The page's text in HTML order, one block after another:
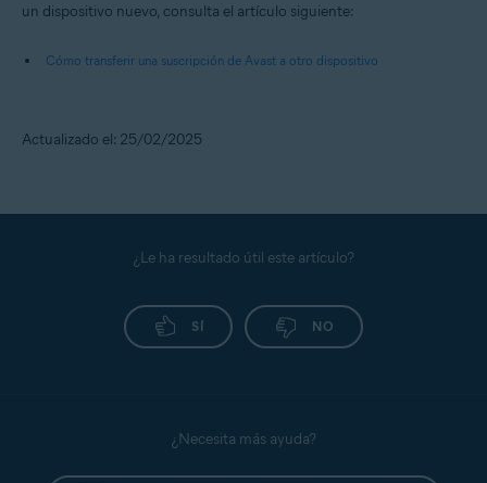
un dispositivo nuevo, consulta el artículo siguiente:
Cómo transferir una suscripción de Avast a otro dispositivo
Actualizado el: 25/02/2025
¿Le ha resultado útil este artículo?
SÍ NO
¿Necesita más ayuda?